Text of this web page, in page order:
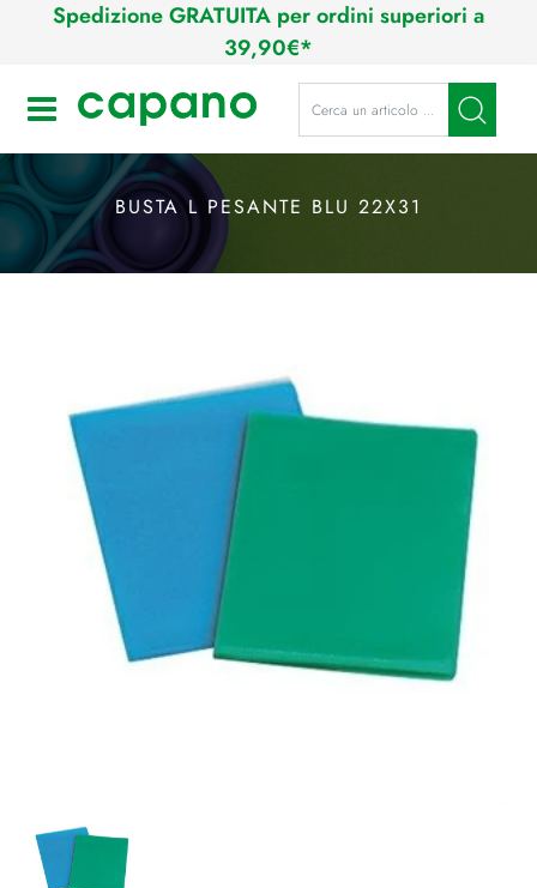
Spedizione GRATUITA per ordini superiori a
39,90€*
Open La modifica di un filtro
BUSTA L PESANTE BLU 22X31